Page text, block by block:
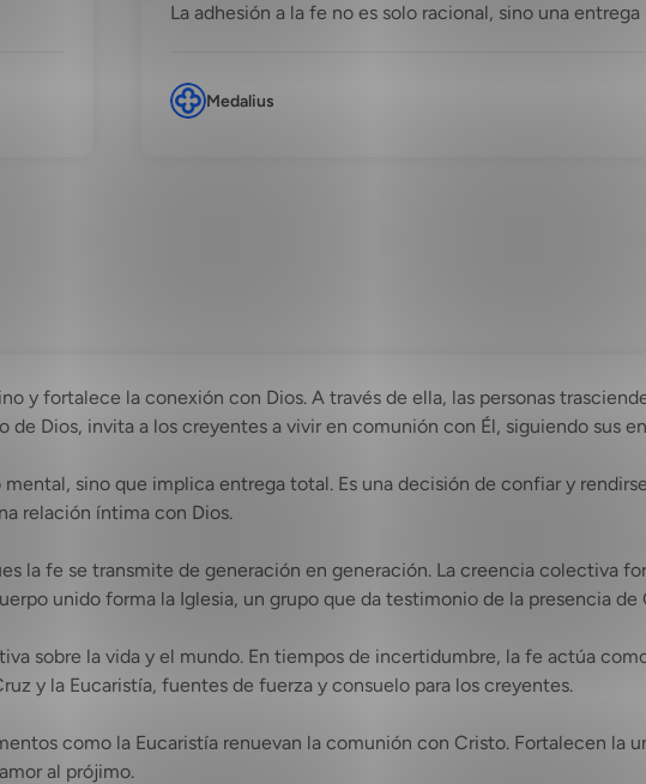
La adhesión a la fe no es solo racional, sino una entrega
Medalius
y fortalece la conexión con Dios. A través de ella, las personas
Dios, invita a los creyentes a vivir en comunión con Él, siguiendo sus
sino que implica entrega total. Es una decisión de confiar y
relación íntima con Dios.
la fe se transmite de generación en generación. La creencia colectiva
unido forma la Iglesia, un grupo que da testimonio de la presencia de
sobre la vida y el mundo. En tiempos de incertidumbre, la fe actúa
y la Eucaristía, fuentes de fuerza y consuelo para los creyentes.
como la Eucaristía renuevan la comunión con Cristo. Fortalecen la
al prójimo.